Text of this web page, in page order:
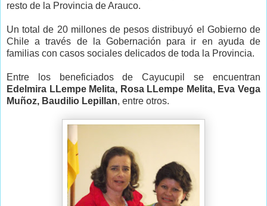
resto de la Provincia de Arauco.
Un total de 20 millones de pesos distribuyó el Gobierno de
Chile a través de la Gobernación para ir en ayuda de
familias con casos sociales delicados de toda la Provincia.
Entre los beneficiados de Cayucupil se encuentran
Edelmira LLempe Melita, Rosa LLempe Melita, Eva Vega
Muñoz, Baudilio Lepillan, entre otros.